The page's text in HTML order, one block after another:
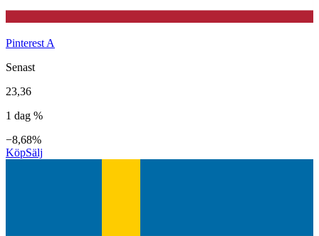
Pinterest A
Senast
23,36
1 dag %
−8,68%
KöpSälj